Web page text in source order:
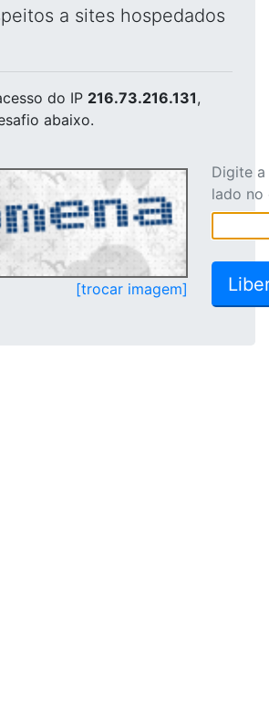
a sites hospedados
do IP 216.73.216.131,
abaixo.
[trocar imagem]
Digite
lado no